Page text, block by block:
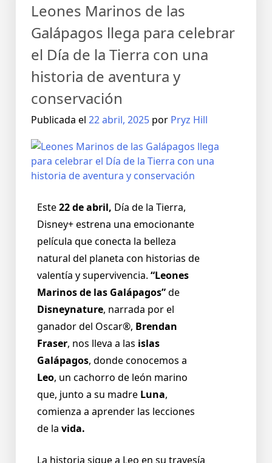
Leones Marinos de las
Galápagos llega para celebrar
el Día de la Tierra con una
historia de aventura y
conservación
Publicada el 22 abril, 2025 por Pryz Hill
Este22 de abril, Día de la Tierra,
Disney+ estrena una emocionante
película que conecta la belleza
natural del planeta con historias de
valentía y supervivencia. “Leones
Marinos de las Galápagos”de
Disneynature, narrada por el
ganador del Oscar®, Brendan
Fraser, nos lleva a las islas
Galápagos, donde conocemos a
Leo, un cachorro de león marino
que, junto a su madre Luna,
comienza a aprender las lecciones
de la vida.
La historia sigue a Leo en su travesía